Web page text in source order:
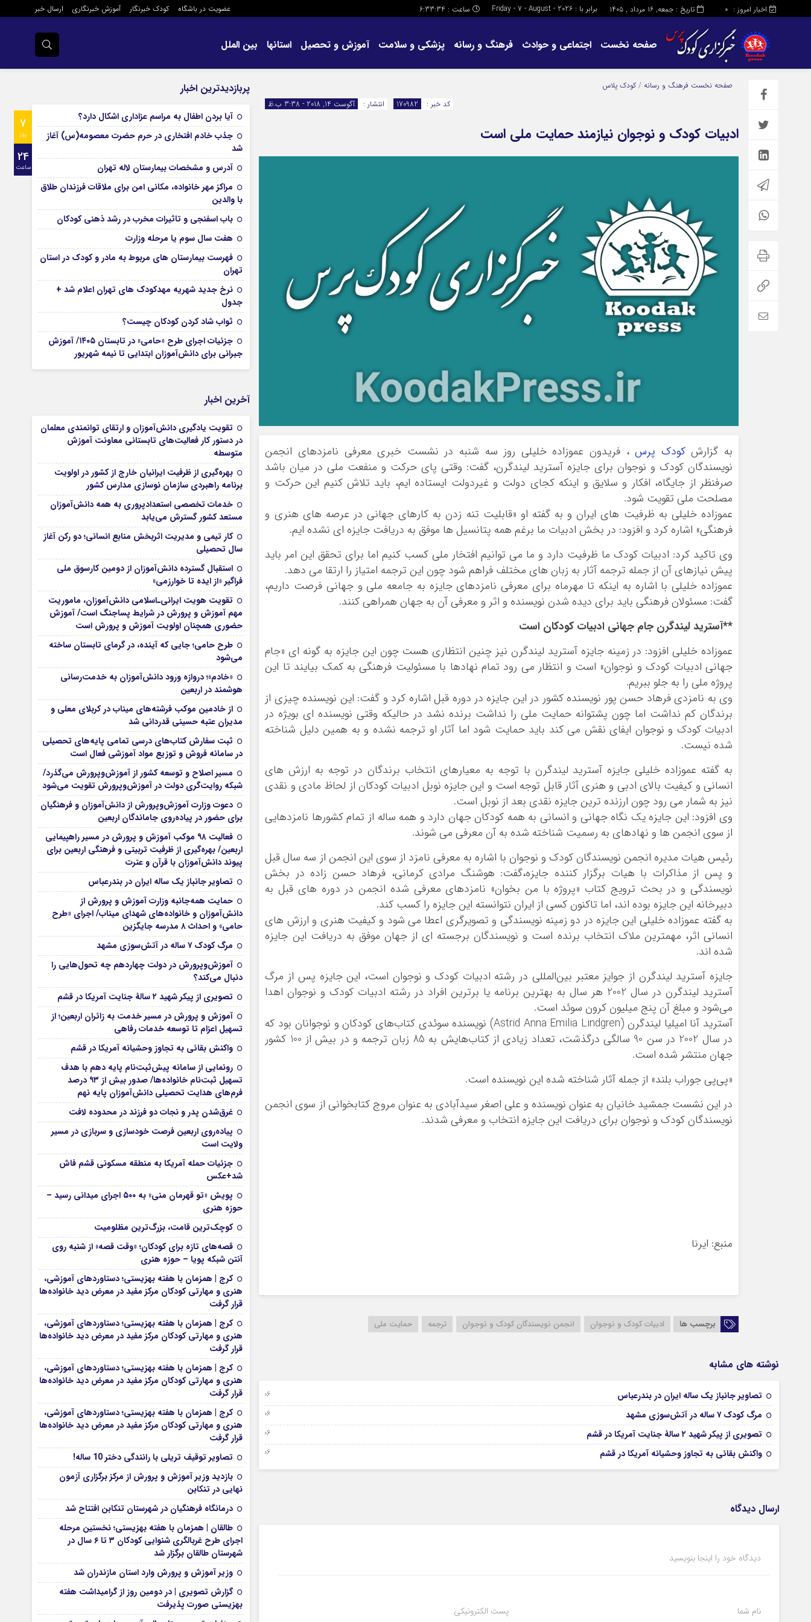
اخبار امروز : 0 تاریخ : جمعه, ۱۶ مرداد , ۱۴۰۵ برابر با : Friday - 7 - August - 2026 ساعت : 6:33:35 عضویت در باشگاه کودک خبرنگار آموزش خبرنگاری ارسال خبر
صفحه نخست اجتماعی و حوادث فرهنگ و رسانه پزشکی و سلامت آموزش و تحصیل استانها بین الملل
صفحه نخست فرهنگ و رسانه / کودک پلاس
انتشار :
آگوست 14, 2018 - 3:38 ب.ظ کد خبر : 170982
ادبیات کودک و نوجوان نیازمند حمایت ملی است
به گزارشکودک پرس، فریدون عموزاده خلیلی روز سه شنبه در نشست خبری معرفی نامزدهای انجمن
نویسندگان کودک و نوجوان برای جایزه آسترید لیندگرن، گفت: وقتی پای حرکت و منفعت ملی در میان باشد
صرفنظر از جایگاه، افکار و سلایق و اینکه کجای دولت و غیردولت ایستاده ایم، باید تلاش کنیم این حرکت و
مصلحت ملی تقویت شود.
عموزاده خلیلی به ظرفیت های ایران و به گفته او «قابلیت تنه زدن به کارهای جهانی در عرصه های هنری و
فرهنگی» اشاره کرد و افزود: در بخش ادبیات ما برغم همه پتانسیل ها موفق به دریافت جایزه ای نشده ایم.
وی تاکید کرد: ادبیات کودک ما ظرفیت دارد و ما می توانیم افتخار ملی کسب کنیم اما برای تحقق این امر باید
پیش نیازهای آن از جمله ترجمه آثار به زبان های مختلف فراهم شود چون این ترجمه امتیاز را ارتقا می دهد.
عموزاده خلیلی با اشاره به اینکه تا مهرماه برای معرفی نامزدهای جایزه به جامعه ملی و جهانی فرصت داریم،
گفت: مسئولان فرهنگی باید برای دیده شدن نویسنده و اثر و معرفی آن به جهان همراهی کنند.
**آسترید لیندگرن جام جهانی ادبیات کودکان است
عموزاده خلیلی افزود: در زمینه جایزه آسترید لیندگرن نیز چنین انتظاری هست چون این جایزه به گونه ای «جام
جهانی ادبیات کودک و نوجوان» است و انتظار می رود تمام نهادها با مسئولیت فرهنگی به کمک بیایند تا این
پروژه ملی را به جلو ببریم.
وی به نامزدی فرهاد حسن پور نویسنده کشور در این جایزه در دوره قبل اشاره کرد و گفت: این نویسنده چیزی از
برندگان کم نداشت اما چون پشتوانه حمایت ملی را نداشت برنده نشد در حالیکه وقتی نویسنده ای بویژه در
ادبیات کودک و نوجوان ایفای نقش می کند باید حمایت شود اما آثار او ترجمه نشده و به همین دلیل شناخته
شده نیست.
به گفته عموزاده خلیلی جایزه آسترید لیندگرن با توجه به معیارهای انتخاب برندگان در توجه به ارزش های
انسانی و کیفیت بالای ادبی و هنری آثار قابل توجه است و این جایزه نوبل ادبیات کودکان از لحاظ مادی و نقدی
نیز به شمار می رود چون ارزنده ترین جایزه نقدی بعد از نوبل است.
وی افزود: این جایزه یک نگاه جهانی و انسانی به همه کودکان جهان دارد و همه ساله از تمام کشورها نامزدهایی
از سوی انجمن ها و نهادهای به رسمیت شناخته شده به آن معرفی می شوند.
رئیس هیات مدیره انجمن نویسندگان کودک و نوجوان با اشاره به معرفی نامزد از سوی این انجمن از سه سال قبل
و پس از مذاکرات با هیات برگزار کننده جایزه،گفت: هوشنگ مرادی کرمانی، فرهاد حسن زاده در بخش
نویسندگی و در بحث ترویج کتاب «پروژه با من بخوان» نامزدهای معرفی شده انجمن در دوره های قبل به
دبیرخانه این جایزه بوده اند، اما تاکنون کسی از ایران نتوانسته این جایزه را کسب کند.
به گفته عموزاده خلیلی این جایزه در دو زمینه نویسندگی و تصویرگری اعطا می شود و کیفیت هنری و ارزش های
انسانی اثر، مهمترین ملاک انتخاب برنده است و نویسندگان برجسته ای از جهان موفق به دریافت این جایزه
شده اند.
جایزه آسترید لیندگرن از جوایز معتبر بین‌المللی در رشته ادبیات کودک و نوجوان است، این جایزه پس از مرگ
آسترید لیندگرن در سال 2002 هر سال به بهترین برنامه یا برترین افراد در رشته ادبیات کودک و نوجوان اهدا
می‌شود و مبلغ آن پنج میلیون کرون سوئد است.
آسترید آنا امیلیا لیندگرن (Astrid Anna Emilia Lindgren) نویسنده سوئدی کتاب‌های کودکان و نوجوانان بود که
در سال 2002 در سن 90 سالگی درگذشت، تعداد زیادی از کتاب‌هایش به 85 زبان ترجمه و در بیش از 100 کشور
جهان منتشر شده ‌است.
«پی‌پی جوراب ‌بلند» از جمله آثار شناخته شده این نویسنده است.
در این نشست جمشید خانیان به عنوان نویسنده و علی اصغر سیدآبادی به عنوان مروج کتابخوانی از سوی انجمن
نویسندگان کودک و نوجوان برای دریافت این جایزه انتخاب و معرفی شدند.
منبع: ایرنا
برچسب ها ادبیات کودک و نوجوان انجمن نویسندگان کودک و نوجوان ترجمه حمایت ملی
نوشته های مشابه
تصاویر جانباز یک ساله ایران در بندرعباس 06 آگوست 2026
مرگ کودک ۷ ساله در آتش‌سوزی مشهد 06 آگوست 2026
تصویری از پیکر شهید ۲ سالۀ جنایت آمریکا در قشم 06 آگوست 2026
واکنش بقائی به تجاوز وحشیانه آمریکا در قشم 06 آگوست 2026
ارسال دیدگاه
دیدگاه خود را اینجا بنویسید
نام شما پست الکترونیکی
پربازدیدترین اخبار
7
روز
24
ساعت
آیا بردن اطفال به مراسم عزادارى اشکال دارد؟
جذب خادم افتخاری در حرم حضرت معصومه(س) آغاز
شد
آدرس و مشخصات بیمارستان لاله تهران
مراکز مهر خانواده، مکانی امن برای ملاقات فرزندان طلاق
با والدین
باب اسفنجی و تاثیرات مخرب در رشد ذهنی کودکان
هفت سال سوم یا مرحله وزارت
فهرست بیمارستان های مربوط به مادر و کودک در استان
تهران
نرخ جدید شهریه مهدکودک های تهران اعلام شد +
جدول
ثواب شاد کردن کودکان چیست؟
جزئیات اجرای طرح «حامی» در تابستان ۱۴۰۵/ آموزش
جبرانی برای دانش‌آموزان ابتدایی تا نیمه شهریور
آخرین اخبار
تقویت یادگیری دانش‌آموزان و ارتقای توانمندی معلمان
در دستور کار فعالیت‌های تابستانی معاونت آموزش
متوسطه
بهره‌گیری از ظرفیت ایرانیان خارج از کشور در اولویت
برنامه راهبردی سازمان نوسازی مدارس کشور
خدمات تخصصی استعدادپروری به همه دانش‌آموزان
مستعد کشور گسترش می‌یابد
کار تیمی و مدیریت اثربخش منابع انسانی؛ دو رکن آغاز
سال تحصیلی
استقبال گسترده دانش‌آموزان از دومین کارسوق ملی
فراگیر «از ایده تا خوارزمی»
تقویت هویت ایرانی‌ـ‌اسلامی دانش‌آموزان، ماموریت
مهم آموزش و پرورش در شرایط پساجنگ است/ آموزش
حضوری همچنان اولویت آموزش و پرورش است
طرح حامی؛ جایی که آینده، در گرمای تابستان ساخته
می‌شود
«خادم»؛ دروازه ورود دانش‌آموزان به خدمت‌رسانی
هوشمند در اربعین
از خادمین موکب فرشته‌های میناب در کربلای معلی و
مدیران عتبه حسینی قدردانی شد
ثبت سفارش کتاب‌های درسی تمامی پایه‌های تحصیلی
در سامانه فروش و توزیع مواد آموزشی فعال است
مسیر اصلاح و توسعه کشور از آموزش‌وپرورش می‌گذرد/
شبکه روایت‌‌گری دولت در آموزش‌وپرورش تقویت می‌شود
دعوت وزارت آموزش‌وپرورش از دانش‌آموزان و فرهنگیان
برای حضور در پیاده‌روی جاماندگان اربعین
فعالیت ۹۸ موکب آموزش و پرورش در مسیر راهپیمایی
اربعین/ بهره‌گیری از ظرفیت تربیتی و فرهنگی اربعین برای
پیوند دانش‌آموزان با قرآن و عترت
تصاویر جانباز یک ساله ایران در بندرعباس
حمایت همه‌جانبه وزارت آموزش و پرورش از
دانش‌آموزان و خانواده‌های شهدای میناب/ اجرای «طرح
حامی» و احداث ۸ مدرسه جایگزین
مرگ کودک ۷ ساله در آتش‌سوزی مشهد
آموزش‌وپرورش در دولت چهاردهم چه تحول‌هایی را
دنبال می‌کند؟
تصویری از پیکر شهید ۲ سالۀ جنایت آمریکا در قشم
آموزش و پرورش در مسیر خدمت به زائران اربعین؛ از
تسهیل اعزام تا توسعه خدمات رفاهی
واکنش بقائی به تجاوز وحشیانه آمریکا در قشم
رونمایی از سامانه پیش‌ثبت‌نام پایه دهم با هدف
تسهیل ثبت‌نام خانواده‌ها/ صدور بیش از ۹۳ درصد
فرم‌های هدایت تحصیلی دانش‌آموزان پایه نهم
غرق‌شدن پدر و نجات دو فرزند در محدوده لافت
پیاده‌روی اربعین فرصت خودسازی و سربازی در مسیر
ولایت است
جزئیات حمله آمریکا به منطقه مسکونی قشم فاش
شد+عکس
پویش «تو قهرمان منی» به ۵۰۰ اجرای میدانی رسید –
حوزه هنری
کوچک‌ترین قامت، بزرگ‌ترین مظلومیت
قصه‌های تازه برای کودکان؛ «وقت قصه» از شنبه روی
آنتن شبکه پویا – حوزه هنری
کرج | همزمان با هفته بهزیستی؛ دستاوردهای آموزشی،
هنری و مهارتی کودکان مرکز مفید در معرض دید خانواده‌ها
قرار گرفت
کرج | همزمان با هفته بهزیستی؛ دستاوردهای آموزشی،
هنری و مهارتی کودکان مرکز مفید در معرض دید خانواده‌ها
قرار گرفت
کرج | همزمان با هفته بهزیستی؛ دستاوردهای آموزشی،
هنری و مهارتی کودکان مرکز مفید در معرض دید خانواده‌ها
قرار گرفت
کرج | همزمان با هفته بهزیستی؛ دستاوردهای آموزشی،
هنری و مهارتی کودکان مرکز مفید در معرض دید خانواده‌ها
قرار گرفت
تصاویر توقیف تریلی با رانندگی دختر 10 ساله!
بازدید وزیر آموزش و پرورش از مرکز برگزاری آزمون
نهایی در تنکابن
درمانگاه فرهنگیان در شهرستان تنکابن افتتاح شد
طالقان | همزمان با هفته بهزیستی؛ نخستین مرحله
اجرای طرح غربالگری شنوایی کودکان ۳ تا ۶ سال در
شهرستان طالقان برگزار شد
وزیر آموزش و پرورش وارد استان مازندران شد
گزارش تصویری | در دومین روز از گرامیداشت هفته
بهزیستی صورت پذیرفت